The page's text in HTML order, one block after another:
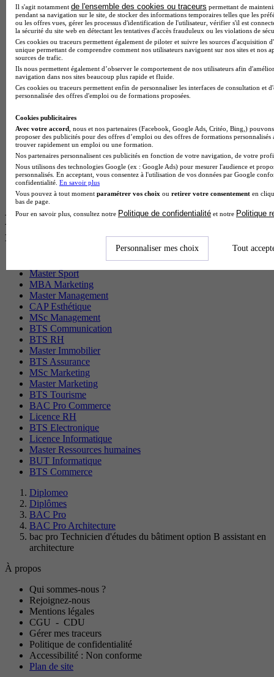
BTS Mco en alternance
BTS Pi en alternance
BTS Sp3s en alternance
Master CCA en alternance
BTS Ndrc en alternance
BTS Sam en alternance
Cap Fleuriste en alternance
BTS Sio en alternance
MSc Marketing Digital en alternance
Cap Electricien en alternance
BTS Gpn en alternance
BTS Domotique en alternance
BAC Pro Agora en alternance
BTS Sta en alternance
BTS Iris en alternance
BTS Tpl en alternance
BTS Ati en alternance
Les diplômes par filière les plus
recherchés
Master Sport
MBA Marketing
Master Management
CAP Esthétique
MSc Management
BTS Communication
BTS RH
Master Immobilier
BTS Assurance
MSc Marketing
Master Marketing
BTS Tourisme
BAC Pro Commerce
Licence RH
BTS Electronique
Licence Informatique
Master Ressources humaines
BUT Informatique
BTS Commerce
Diplomeo
Diplômes
BAC Pro
BAC Pro Architecture
bac pro Technicien d'études du bâtiment option B assistant en
architecture
À propos
Qui sommes-nous ?
Rejoignez-nous
Mentions légales
CGU - CDU
Gérer mes traceurs
Politique de confidentialité
Accessibilité : Non conforme
Plan de site
Il s'agit notamment de l'ensemble des cookies ou traceurs permettant de
pendant sa navigation sur le site, de stocker des informations temporaires telles que les
ou les offres vues, gérer les processus d'identification de l'utilisateur, vérifier s'il est
la sécurité du site web en détectant les tentatives d'accès frauduleux ou les violations de
Ces cookies ou traceurs permettent également de piloter et suivre les sources d'acquisition
unique permettant de comprendre comment nos utilisateurs naviguent sur nos sites et nos
sources de trafic.
Ils nous permettent également d’observer le comportement de nos utilisateurs afin
navigation dans nos sites beaucoup plus rapide et fluide.
Ces cookies ou traceurs permettent enfin de personnaliser les interfaces de consultation et
personnalisée des offres d'emploi ou de formations proposées.
Cookies publicitaires
Avec votre accord , nous et nos partenaires (Facebook, Google Ads, Critéo, Bing,)
proposer des publicités pour des offres d’emploi ou des offres de formations
trouver rapidement un emploi ou une formation.
Nos partenaires personnalisent ces publicités en fonction de votre navigation, de votre
Nous utilisons des technologies Google (ex : Google Ads) pour mesurer l'audience et
personnalisés. En acceptant, vous consentez à l'utilisation de vos données par Google
confidentialité. En savoir plus
Vous pouvez à tout moment paramétrer vos choix ou retirer votre consentement en
bas de page.
Pour en savoir plus, consultez notre Politique de confidentialité et notre Politique
Personnaliser mes choix Tout